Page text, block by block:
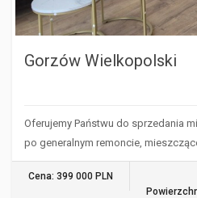
Gorzów Wielkopolski
Oferujemy Państwu do sprzedania
po generalnym remoncie,
Cena: 399 000 PLN